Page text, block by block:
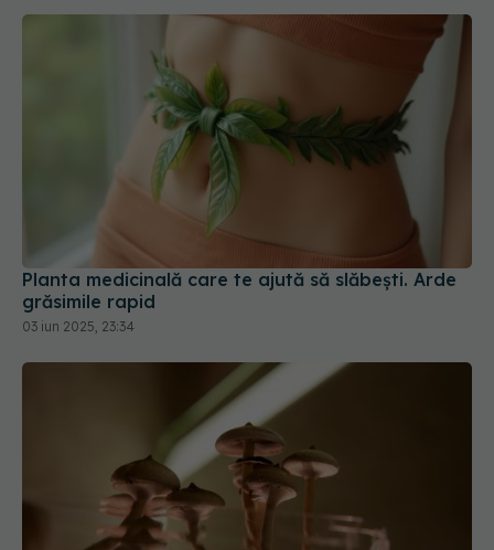
Planta medicinală care te ajută să slăbești. Arde
grăsimile rapid
03 iun 2025, 23:34